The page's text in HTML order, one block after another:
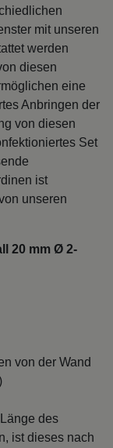
mit unseren
werden
diesen
eine
Anbringen der
von diesen
Set
ist
unseren
20 mm Ø 2-
von der Wand
des
ist dieses nach